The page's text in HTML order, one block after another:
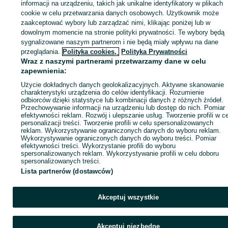
Zaloguj się lub załóż konto na OLX, aby skontaktować się z
sprzedającym
Zaloguj się / Załóż konto
informacji na urządzeniu, takich jak unikalne identyfikatory w plikach
cookie w celu przetwarzania danych osobowych. Użytkownik może
zaakceptować wybory lub zarządzać nimi, klikając poniżej lub w
dowolnym momencie na stronie polityki prywatności. Te wybory będą
sygnalizowane naszym partnerom i nie będą miały wpływu na dane
przeglądania. Polityka cookies, Polityka Prywatności
Wraz z naszymi partnerami przetwarzamy dane w celu
zapewnienia:
Użycie dokładnych danych geolokalizacyjnych. Aktywne skanowanie
charakterystyki urządzenia do celów identyfikacji. Rozumienie
odbiorców dzięki statystyce lub kombinacji danych z różnych źródeł.
Przechowywanie informacji na urządzeniu lub dostęp do nich. Pomiar
efektywności reklam. Rozwój i ulepszanie usług. Tworzenie profili w
personalizacji treści. Tworzenie profili w celu spersonalizowanych
reklam. Wykorzystywanie ograniczonych danych do wyboru reklam.
Wykorzystywanie ograniczonych danych do wyboru treści. Pomiar
efektywności treści. Wykorzystanie profili do wyboru
spersonalizowanych reklam. Wykorzystywanie profili w celu doboru
spersonalizowanych treści.
Lista partnerów (dostawców)
Akceptuj wszystkie
Akceptuj niezbędne